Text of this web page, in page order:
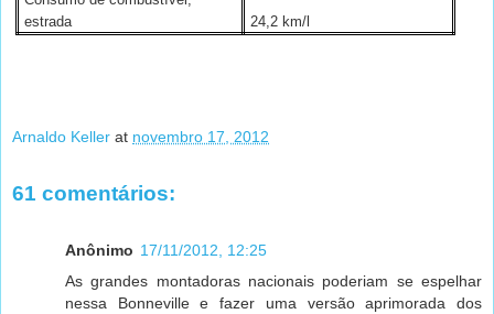
estrada
24,2 km/l
Arnaldo Keller at novembro 17, 2012
61 comentários:
Anônimo 17/11/2012, 12:25
As grandes montadoras nacionais poderiam se espelhar
nessa Bonneville e fazer uma versão aprimorada dos